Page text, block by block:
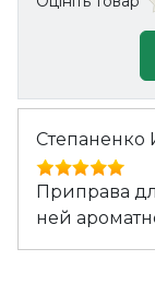
Степаненко
Приправа
ней